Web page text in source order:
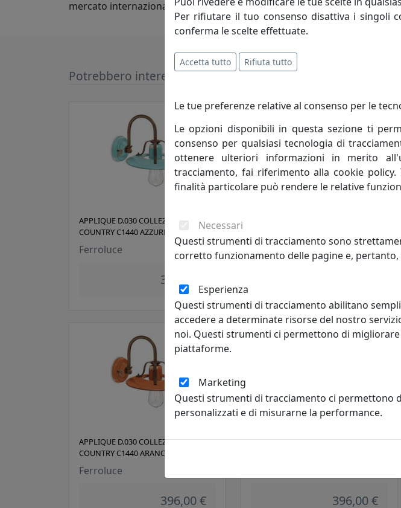
mercato internazionale.
Potrebbero interessarti
APPLIQUE D.030 COLLEZIONE
COUNTRY C1440 AZZURRO
Ferroluce
396,00 €
Ferroluce
APPLIQUE D.030 COLLEZIONE
COUNTRY C1440 ARANCIO
Ferroluce
396,00 €
APPLIQUE D.030 COLLEZIONE
396,00 €
Per rifiutare il tuo consenso disattiva i singoli
conferma le scelte effettuate.
Accetta tutto Rifiuta tutto
Le tue preferenze relative al consenso per le
Le opzioni disponibili in questa sezione ti
consenso per qualsiasi tecnologia di
ottenere ulteriori informazioni in merito
tracciamento, fai riferimento alla cookie
finalità particolare può rendere le relative
Necessari
Questi strumenti di tracciamento sono
corretto funzionamento delle pagine e,
Esperienza
Questi strumenti di tracciamento abilitano
accedere a determinate risorse del nostro
noi. Questi strumenti ci permettono di
piattaforme.
Marketing
Questi strumenti di tracciamento ci
personalizzati e di misurarne la performance.